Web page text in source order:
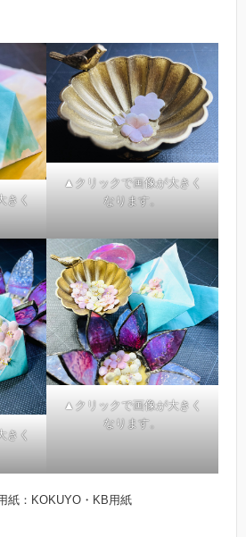
きく
▲クリックで画像が大きく
なります。
きく
▲クリックで画像が大きく
なります。
紙：KOKUYO・KB用紙